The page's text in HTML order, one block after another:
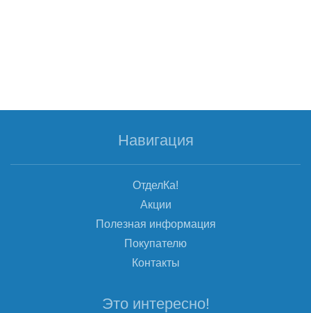
Навигация
ОтделКа!
Акции
Полезная информация
Покупателю
Контакты
Это интересно!